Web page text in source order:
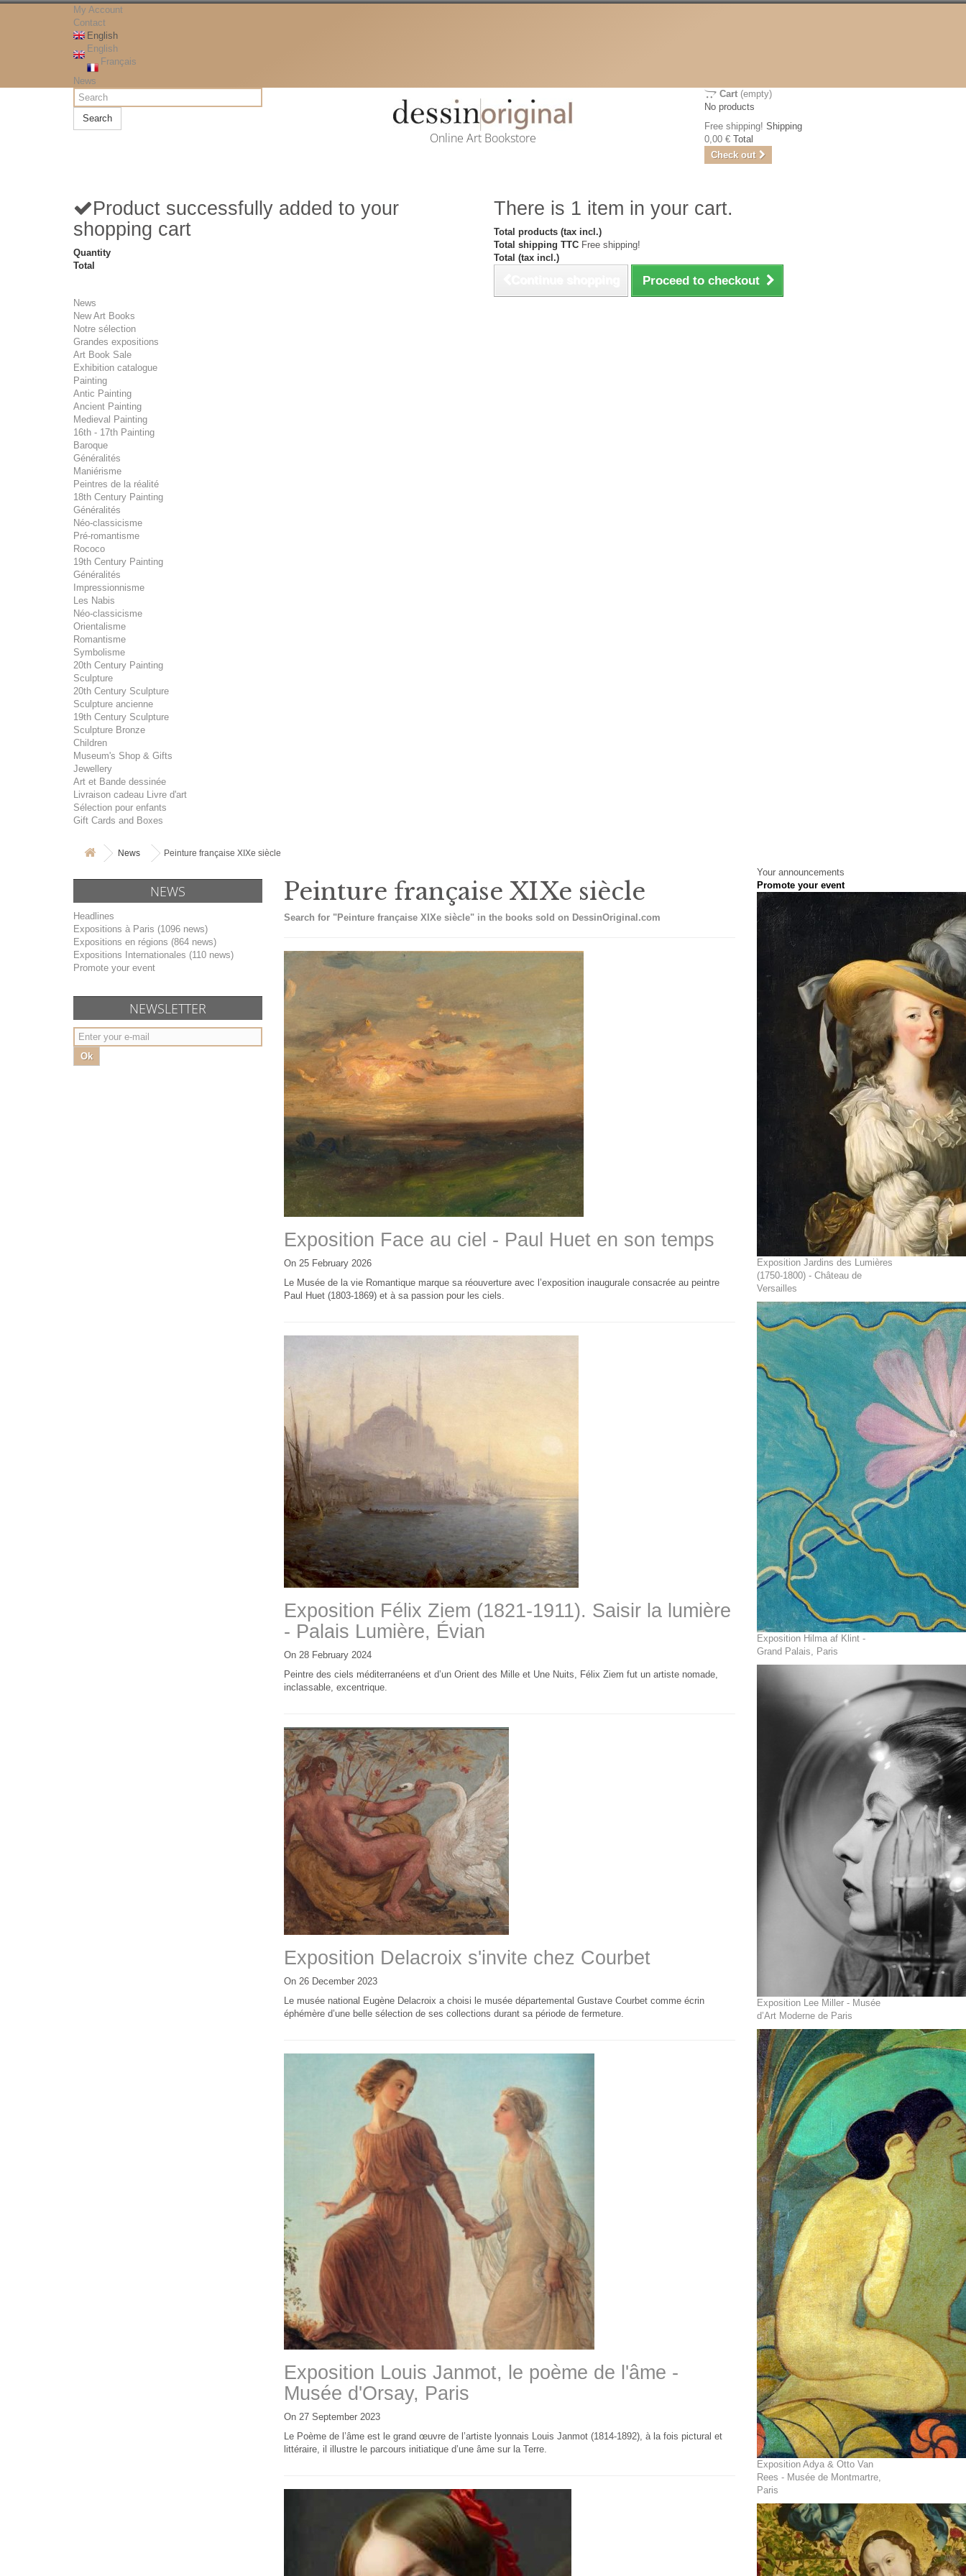
My Account
Contact
English
English
Français
News
Search
Online Art Bookstore
Cart (empty)
No products
Free shipping! Shipping
0,00 € Total
Check out
Product successfully added to your
shopping cart
Quantity
Total
There is 1 item in your cart.
Total products (tax incl.)
Total shipping TTC Free shipping!
Total (tax incl.)
Proceed to checkout
News
New Art Books
Notre sélection
Grandes expositions
Art Book Sale
Exhibition catalogue
Painting
Antic Painting
Ancient Painting
Medieval Painting
16th - 17th Painting
Baroque
Généralités
Maniérisme
Peintres de la réalité
18th Century Painting
Généralités
Néo-classicisme
Pré-romantisme
Rococo
19th Century Painting
Généralités
Impressionnisme
Les Nabis
Néo-classicisme
Orientalisme
Romantisme
Symbolisme
20th Century Painting
Sculpture
20th Century Sculpture
Sculpture ancienne
19th Century Sculpture
Sculpture Bronze
Children
Museum's Shop & Gifts
Jewellery
Art et Bande dessinée
Livraison cadeau Livre d'art
Sélection pour enfants
Gift Cards and Boxes
News Peinture française XIXe siècle
NEWS
Headlines
Expositions à Paris (1096 news)
Expositions en régions (864 news)
Expositions Internationales (110 news)
Promote your event
NEWSLETTER
Ok
Peinture française XIXe siècle
Search for "Peinture française XIXe siècle" in the books sold on DessinOriginal.com
Exposition Face au ciel - Paul Huet en son temps
On 25 February 2026
Le Musée de la vie Romantique marque sa réouverture avec l’exposition inaugurale consacrée au peintre
Paul Huet (1803-1869) et à sa passion pour les ciels.
Exposition Félix Ziem (1821-1911). Saisir la lumière
- Palais Lumière, Évian
On 28 February 2024
Peintre des ciels méditerranéens et d’un Orient des Mille et Une Nuits, Félix Ziem fut un artiste nomade,
inclassable, excentrique.
Exposition Delacroix s'invite chez Courbet
On 26 December 2023
Le musée national Eugène Delacroix a choisi le musée départemental Gustave Courbet comme écrin
éphémère d’une belle sélection de ses collections durant sa période de fermeture.
Exposition Louis Janmot, le poème de l'âme -
Musée d'Orsay, Paris
On 27 September 2023
Le Poème de l’âme est le grand œuvre de l’artiste lyonnais Louis Janmot (1814-1892), à la fois pictural et
littéraire, il illustre le parcours initiatique d’une âme sur la Terre.
Your announcements
Promote your event
Exposition Jardins des Lumières
(1750-1800) - Château de
Versailles
Exposition Hilma af Klint -
Grand Palais, Paris
Exposition Lee Miller - Musée
d’Art Moderne de Paris
Exposition Adya & Otto Van
Rees - Musée de Montmartre,
Paris